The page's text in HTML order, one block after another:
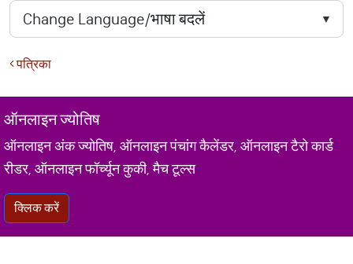
पत्रिका
ऑनलाइन ज्योतिष
ऑनलाइन अंक ज्योतिष, ऑनलाइन पंचांग कैलेंडर, ऑनलाइन टैरो कार्ड
रीडर, ऑनलाइन फॉर्च्यून कुकी, मैच टूल्स
क्लिक करें